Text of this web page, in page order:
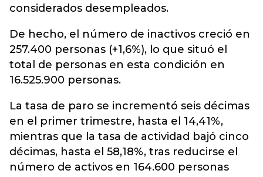
considerados desempleados.
De hecho, el número de inactivos creció en
257.400 personas (+1,6%), lo que situó el
total de personas en esta condición en
16.525.900 personas.
La tasa de paro se incrementó seis décimas
en el primer trimestre, hasta el 14,41%,
mientras que la tasa de actividad bajó cinco
décimas, hasta el 58,18%, tras reducirse el
número de activos en 164.600 personas